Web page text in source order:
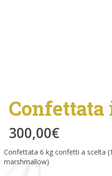
Confettata
300,00€
Confettata 6 kg confetti a scelta
marshmallow)